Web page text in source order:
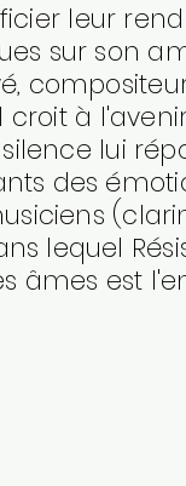
leur
sur son
croit à
lui
des
lequel
âmes est